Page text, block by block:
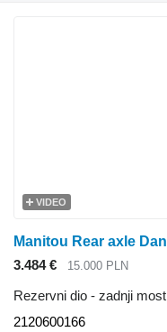
VIDEO
3.484 € 15.000 PLN
Rezervni dio - zadnji most
2120600166